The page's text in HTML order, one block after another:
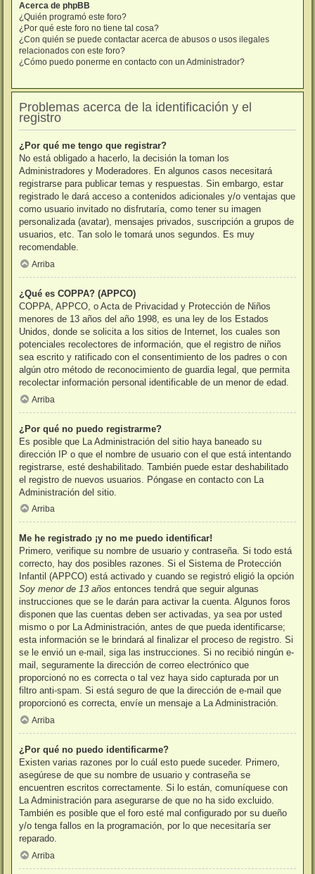
Acerca de phpBB
¿Quién programó este foro?
¿Por qué este foro no tiene tal cosa?
¿Con quién se puede contactar acerca de abusos o usos ilegales
relacionados con este foro?
¿Cómo puedo ponerme en contacto con un Administrador?
Problemas acerca de la identificación y el
registro
¿Por qué me tengo que registrar?
No está obligado a hacerlo, la decisión la toman los
Administradores y Moderadores. En algunos casos necesitará
registrarse para publicar temas y respuestas. Sin embargo, estar
registrado le dará acceso a contenidos adicionales y/o ventajas que
como usuario invitado no disfrutaría, como tener su imagen
personalizada (avatar), mensajes privados, suscripción a grupos de
usuarios, etc. Tan solo le tomará unos segundos. Es muy
recomendable.
Arriba
¿Qué es COPPA? (APPCO)
COPPA, APPCO, o Acta de Privacidad y Protección de Niños
menores de 13 años del año 1998, es una ley de los Estados
Unidos, donde se solicita a los sitios de Internet, los cuales son
potenciales recolectores de información, que el registro de niños
sea escrito y ratificado con el consentimiento de los padres o con
algún otro método de reconocimiento de guardia legal, que permita
recolectar información personal identificable de un menor de edad.
Arriba
¿Por qué no puedo registrarme?
Es posible que La Administración del sitio haya baneado su
dirección IP o que el nombre de usuario con el que está intentando
registrarse, esté deshabilitado. También puede estar deshabilitado
el registro de nuevos usuarios. Póngase en contacto con La
Administración del sitio.
Arriba
Me he registrado ¡y no me puedo identificar!
Primero, verifique su nombre de usuario y contraseña. Si todo está
correcto, hay dos posibles razones. Si el Sistema de Protección
Infantil (APPCO) está activado y cuando se registró eligió la opción
Soy menor de 13 años entonces tendrá que seguir algunas
instrucciones que se le darán para activar la cuenta. Algunos foros
disponen que las cuentas deben ser activadas, ya sea por usted
mismo o por La Administración, antes de que pueda identificarse;
esta información se le brindará al finalizar el proceso de registro. Si
se le envió un e-mail, siga las instrucciones. Si no recibió ningún e-
mail, seguramente la dirección de correo electrónico que
proporcionó no es correcta o tal vez haya sido capturada por un
filtro anti-spam. Si está seguro de que la dirección de e-mail que
proporcionó es correcta, envíe un mensaje a La Administración.
Arriba
¿Por qué no puedo identificarme?
Existen varias razones por lo cuál esto puede suceder. Primero,
asegúrese de que su nombre de usuario y contraseña se
encuentren escritos correctamente. Si lo están, comuníquese con
La Administración para asegurarse de que no ha sido excluido.
También es posible que el foro esté mal configurado por su dueño
y/o tenga fallos en la programación, por lo que necesitaría ser
reparado.
Arriba